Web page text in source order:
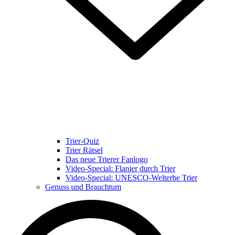
Trier-Quiz
Trier Rätsel
Das neue Trierer Fanlogo
Video-Special: Flanier durch Trier
Video-Special: UNESCO-Welterbe Trier
Genuss und Brauchtum